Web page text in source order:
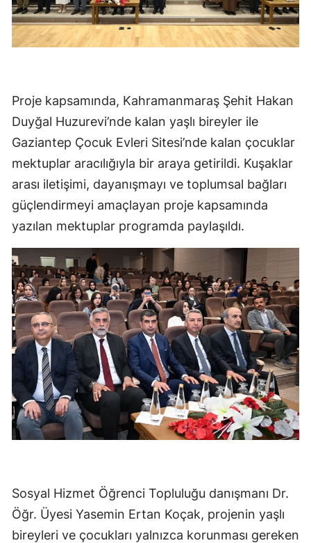
Proje kapsamında, Kahramanmaraş Şehit Hakan
Duyğal Huzurevi’nde kalan yaşlı bireyler ile
Gaziantep Çocuk Evleri Sitesi’nde kalan çocuklar
mektuplar aracılığıyla bir araya getirildi. Kuşaklar
arası iletişimi, dayanışmayı ve toplumsal bağları
güçlendirmeyi amaçlayan proje kapsamında
yazılan mektuplar programda paylaşıldı.
Sosyal Hizmet Öğrenci Topluluğu danışmanı Dr.
Öğr. Üyesi Yasemin Ertan Koçak, projenin yaşlı
bireyleri ve çocukları yalnızca korunması gereken